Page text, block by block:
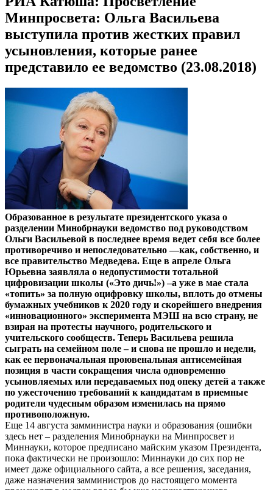
Минпросвета: Ольга Васильева
выступила против жестких правил
усыновления, которые ранее
представило ее ведомство (23.08.2018)
Образованное в результате президентского указа о
разделении Минобрнауки ведомство под руководством
Ольги Васильевой в последнее время ведет себя все более
противоречиво и непоследовательно —как, собственно, и
все правительство Медведева. Еще в апреле Ольга
Юрьевна заявляла о недопустимости тотальной
цифровизации школы («Это дичь!») –а уже в мае стала
«топить» за полную оцифровку школы, вплоть до отмены
бумажных учебников к 2020 году и скорейшего внедрения
«инновационного» эксперимента МЭШ на всю страну, не
взирая на протесты научного, родительского и
учительского сообществ. Теперь Васильева решила
сыграть на семейном поле – и снова не прошло и недели,
как ее первоначальная проювенальная антисемейная
позиция в части сокращения числа одновременно
усыновляемых или передаваемых под опеку детей а также
по ужесточению требований к кандидатам в приемные
родители чудесным образом изменилась на прямо
противоположную.
Еще 14 августа замминистра науки и образования (ошибки
здесь нет – разделения Минобрнауки на Минпросвет и
Миннауки, которое предписано майским указом Президента,
пока фактически не произошло: Миннауки до сих пор не
имеет даже официального сайта, а все решения, заседания,
даже назначения замминистров до настоящего момента